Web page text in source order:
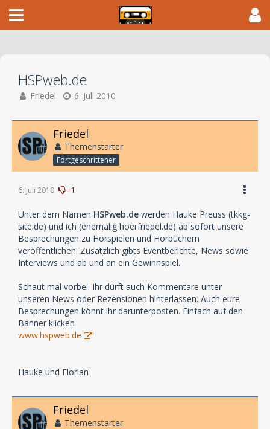
HSPweb.de
Friedel 6. Juli 2010
Friedel
Themenstarter
Fortgeschrittener
6. Juli 2010 −1
Unter dem Namen HSPweb.de werden Hauke Preuss (tkkg-
site.de) und ich (ehemalig hoerfriedel.de) ab sofort unsere
Besprechungen zu Hörspielen und Hörbüchern
veröffentlichen. Zusätzlich gibts Eventberichte, News sowie
Interviews und ab und an ein Gewinnspiel.
Schaut mal vorbei. Ihr dürft auch Kommentare unter
unseren News oder Rezensionen hinterlassen. Auch eure
Besprechungen könnt ihr darunterposten. Einfach auf den
Banner klicken
www.hspweb.de
Hauke und Florian
Friedel
Themenstarter